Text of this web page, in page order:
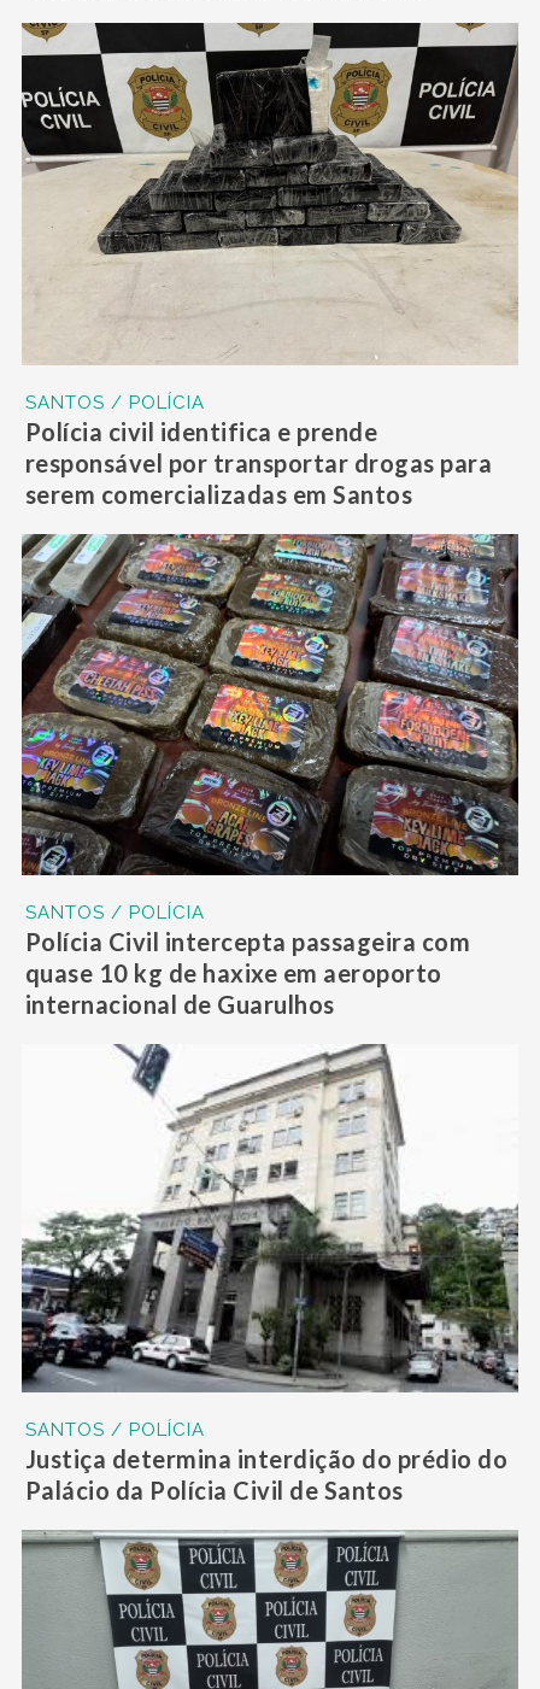
SANTOS / POLÍCIA
Polícia civil identifica e prende
responsável por transportar drogas para
serem comercializadas em Santos
SANTOS / POLÍCIA
Polícia Civil intercepta passageira com
quase 10 kg de haxixe em aeroporto
internacional de Guarulhos
SANTOS / POLÍCIA
Justiça determina interdição do prédio do
Palácio da Polícia Civil de Santos